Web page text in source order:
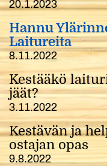
20.1.2023
Hannu
Laitureita
8.11.2022
Kestääkö
jäät?
3.11.2022
Kestävän ja
ostajan opas
9.8.2022